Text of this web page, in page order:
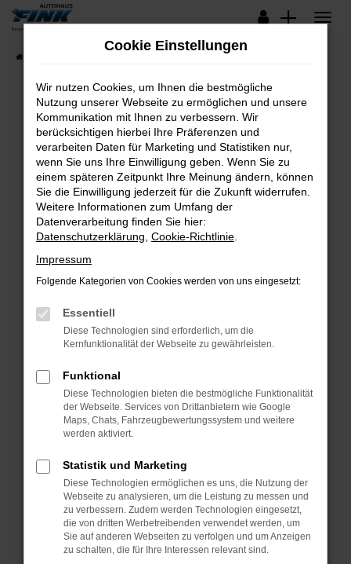
Zum
springen
Lagerfahrzeuge
Fehler: Network Error
Beim Laden ist ein Fehler aufgetreten.
Hier sind ein paar Tipps, die dir helfen können:
Überprüfe deine Firewall und deine
Internetverbindung.
Laden andere Webseiten, zum Beispiel deine
Suchmaschine?
Prüfe deine Browsererweiterungen.
können das Laden bestimmter Seiten
verhindern. Funktioniert die Seite in einem
anderen Browser oder in einem privaten
Starte dein Gerät neu.
Das kann manchmal helfen, vorübergehende
Probleme zu beheben.
Betriebssystem auf dem neuesten Stand
sind.
Veraltete Software birgt nicht nur ein
Sicherheitsrisiko, sondern kann auch dazu
führen, dass bestimmte Funktionen nicht mehr
unterstützt werden.
Cookie Einstellungen
Wir nutzen Cookies, um Ihnen die bestmögliche
Nutzung unserer Webseite zu ermöglichen und unsere
Kommunikation mit Ihnen zu verbessern. Wir
berücksichtigen hierbei Ihre Präferenzen und
verarbeiten Daten für Marketing und Statistiken nur,
wenn Sie uns Ihre Einwilligung geben. Wenn Sie zu
einem späteren Zeitpunkt Ihre Meinung ändern, können
Sie die Einwilligung jederzeit für die Zukunft widerrufen.
Weitere Informationen zum Umfang der
Datenverarbeitung finden Sie hier:
Datenschutzerklärung Cookie-Richtlinie
Impressum
Folgende Kategorien von Cookies werden von uns eingesetzt:
Essentiell
Diese Technologien sind erforderlich, um die
Kernfunktionalität der Webseite zu gewährleisten.
Funktional
Diese Technologien bieten die bestmögliche Funktionalität
der Webseite. Services von Drittanbietern wie Google
Maps, Chats, Fahrzeugbewertungssystem und weitere
werden aktiviert.
Statistik und Marketing
Diese Technologien ermöglichen es uns, die Nutzung der
Webseite zu analysieren, um die Leistung zu messen und
zu verbessern. Zudem werden Technologien eingesetzt,
die von dritten Werbetreibenden verwendet werden, um
Sie auf anderen Webseiten zu verfolgen und um Anzeigen
zu schalten, die für Ihre Interessen relevant sind.